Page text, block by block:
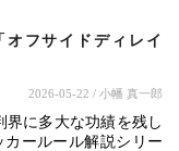
フサイドディレイ
2026-05-22 / 小幡 真一郎
界に多大な功績を残し
ールール解説シリー